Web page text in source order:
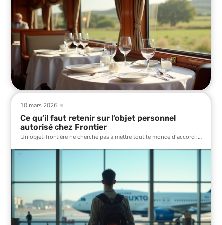
10 mars 2026
Ce qu’il faut retenir sur l’objet personnel
autorisé chez Frontier
Un objet-frontière ne cherche pas à mettre tout le monde d'accord ;…